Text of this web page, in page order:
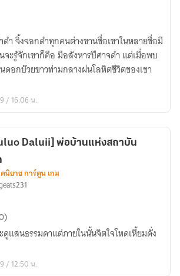
ำ จิ้งจอกดำทุกคนต่างขานชื่อเขาในหลายชื่อมี
จะรู้จักเขาก็คือ มือสังหารปีศาจดำ แต่เมื่อพบ
อกบ๊วยขาวท่ามกลางฝนโลหิตชีวิตของเขา
/ 16:06 น.
Daluii] พ่อบ้านแห่งสถาบัน
นิยาย การ์ตูน เกม
แสนธรรมดาแต่ภายในนั้นจิตใจโหดเหี้ยมดั่ง
/ 12:50 น.